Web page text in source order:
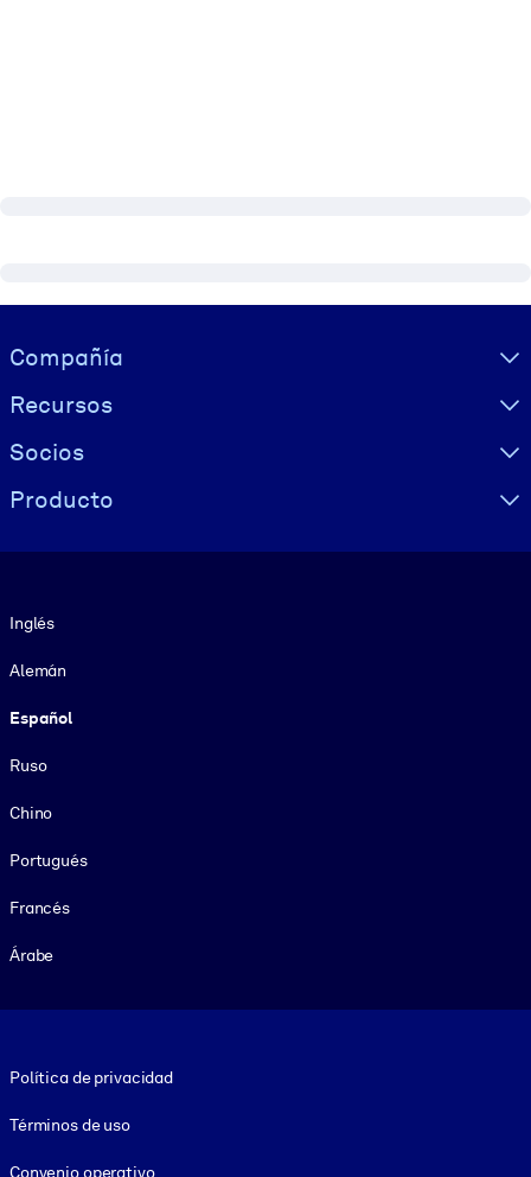
Visually hidden Text
Compañía
Recursos
Socios
Producto
Inglés
Alemán
Español
Ruso
Chino
Portugués
Francés
Árabe
Política de privacidad
Términos de uso
Convenio operativo